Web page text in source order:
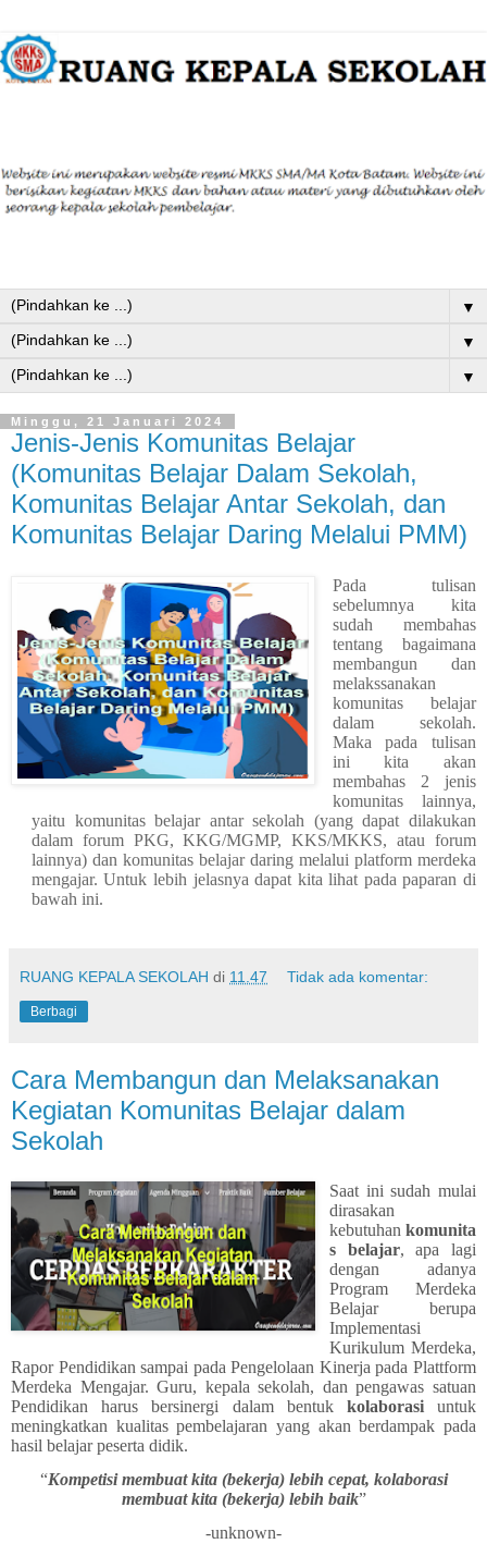
▼
▼
▼
Minggu, 21 Januari 2024
Jenis-Jenis Komunitas Belajar
(Komunitas Belajar Dalam Sekolah,
Komunitas Belajar Antar Sekolah, dan
Komunitas Belajar Daring Melalui PMM)
Pada tulisan
sebelumnya kita
sudah membahas
tentang bagaimana
membangun dan
melakssanakan
komunitas belajar
dalam sekolah.
Maka pada tulisan
ini kita akan
membahas 2 jenis
komunitas lainnya,
yaitu komunitas belajar antar sekolah (yang dapat dilakukan
dalam forum PKG, KKG/MGMP, KKS/MKKS, atau forum
lainnya) dan komunitas belajar daring melalui platform merdeka
mengajar. Untuk lebih jelasnya dapat kita lihat pada paparan di
bawah ini.
RUANG KEPALA SEKOLAH di 11.47 Tidak ada komentar:
Berbagi
Cara Membangun dan Melaksanakan
Kegiatan Komunitas Belajar dalam
Sekolah
Saat ini sudah mulai
dirasakan
kebutuhan komunita
s belajar, apa lagi
dengan adanya
Program Merdeka
Belajar berupa
Implementasi
Kurikulum Merdeka,
Rapor Pendidikan sampai pada Pengelolaan Kinerja pada Plattform
Merdeka Mengajar. Guru, kepala sekolah, dan pengawas satuan
Pendidikan harus bersinergi dalam bentuk kolaborasiuntuk
meningkatkan kualitas pembelajaran yang akan berdampak pada
hasil belajar peserta didik.
“Kompetisi membuat kita (bekerja) lebih cepat, kolaborasi
membuat kita (bekerja) lebih baik”
-unknown-